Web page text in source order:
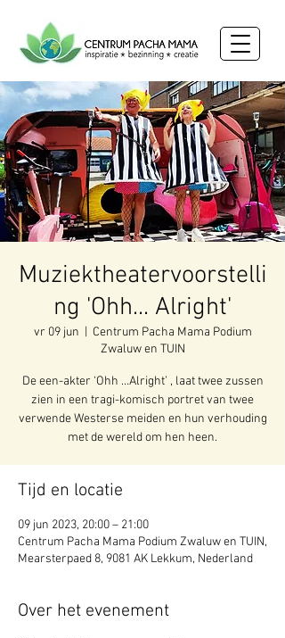
Muziektheatervoorstelli
ng 'Ohh... Alright'
vr 09 jun
Centrum Pacha Mama Podium
Zwaluw en TUIN
De een-akter ‘Ohh …Alright’ , laat twee zussen
zien in een tragi-komisch portret van twee
verwende Westerse meiden en hun verhouding
met de wereld om hen heen.
Tijd en locatie
09 jun 2023, 20:00 – 21:00
Centrum Pacha Mama Podium Zwaluw en TUIN,
Mearsterpaed 8, 9081 AK Lekkum, Nederland
Over het evenement